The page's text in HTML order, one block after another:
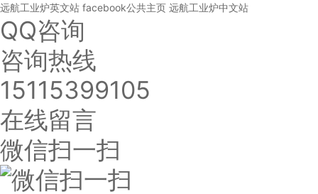
远航工业炉英文站 facebook公共主页 远航工业炉中文站
QQ咨询
咨询热线
15115399105
在线留言
微信扫一扫